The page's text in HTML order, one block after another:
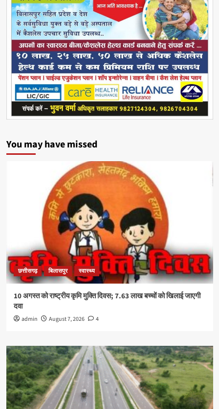
You may have missed
छत्तीसगढ़ बिलासपुर स्वास्थ्य
10 अगस्त को राष्ट्रीय कृमि मुक्ति दिवस; 7.63 लाख बच्चों को खिलाई जाएगी
दवा
admin August 7, 2026 4